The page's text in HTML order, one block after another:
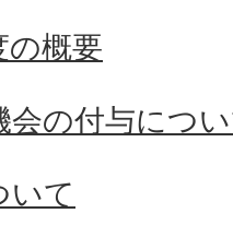
の概要
会の付与につ
いて